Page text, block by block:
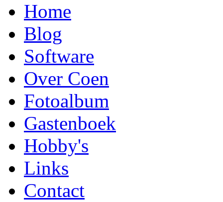
Home
Blog
Software
Over Coen
Fotoalbum
Gastenboek
Hobby's
Links
Contact